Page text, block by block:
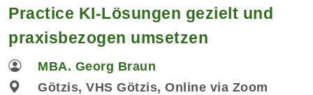
Practice KI-Lösungen gezielt und
praxisbezogen umsetzen
MBA. Georg Braun
Götzis, VHS Götzis, Online via Zoom